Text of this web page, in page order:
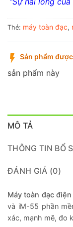
Thẻ: máy toàn đạc,
Sản phẩm
sản phẩm này
MÔ TẢ
THÔNG TIN BỔ
ĐÁNH GIÁ (0)
Máy toàn đạc
và iM-55 phần
xác, mạnh mẽ, đo